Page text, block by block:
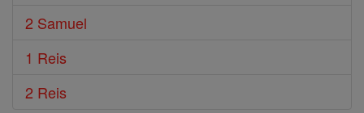
2 Samuel
1 Reis
2 Reis